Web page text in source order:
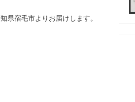
県宿毛市よりお届けします。